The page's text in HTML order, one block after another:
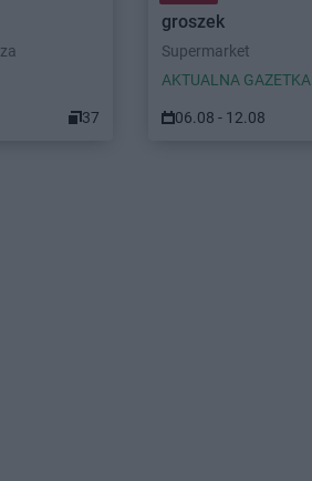
37
groszek
Supermarket
AKTUALNA GAZETKA
06.08 - 12.08